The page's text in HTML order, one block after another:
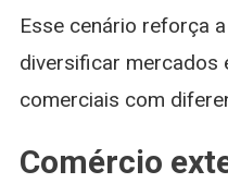
Esse cenário reforça
diversificar mercados
comerciais com
Comércio